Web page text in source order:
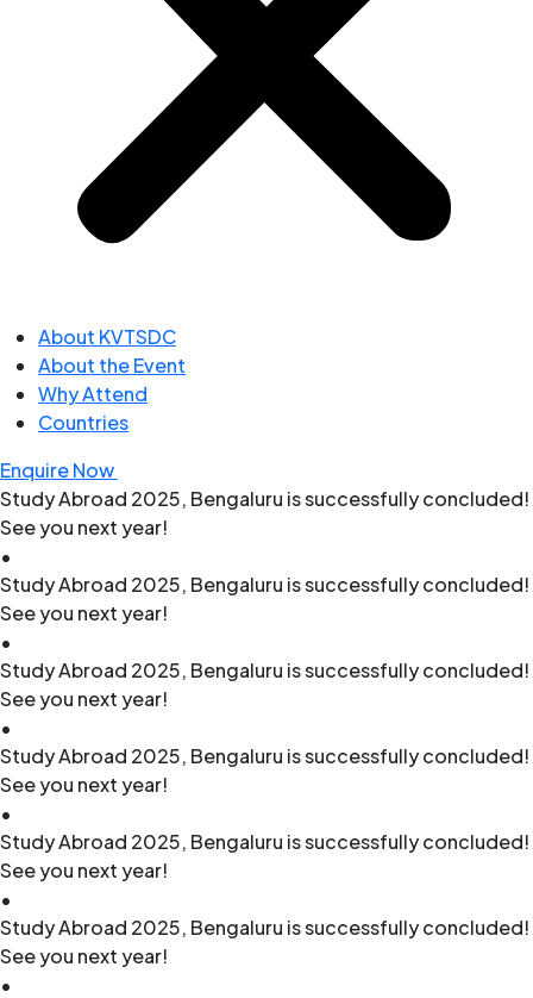
About KVTSDC
About the Event
Why Attend
Countries
Enquire Now
Study Abroad 2025, Bengaluru is successfully concluded!
See you next year!
•
Study Abroad 2025, Bengaluru is successfully concluded!
See you next year!
•
Study Abroad 2025, Bengaluru is successfully concluded!
See you next year!
•
Study Abroad 2025, Bengaluru is successfully concluded!
See you next year!
•
Study Abroad 2025, Bengaluru is successfully concluded!
See you next year!
•
Study Abroad 2025, Bengaluru is successfully concluded!
See you next year!
•